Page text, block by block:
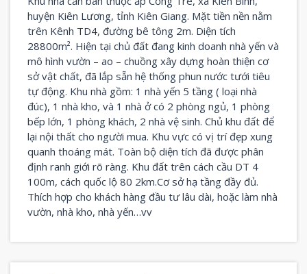
huyện Kiên Lương, tỉnh Kiên Giang. Mặt tiền nền nằm
trên Kênh TD4, đường bê tông 2m. Diện tích
28800m². Hiện tại chủ đất đang kinh doanh nhà yến và
mô hình vườn – ao – chuồng xây dựng hoàn thiện cơ
sở vật chất, đã lắp sẵn hệ thống phun nước tưới tiêu
tự động. Khu nhà gồm: 1 nhà yến 5 tầng ( loại nhà
đúc), 1 nhà kho, và 1 nhà ở có 2 phòng ngủ, 1 phòng
bếp lớn, 1 phòng khách, 2 nhà vệ sinh. Chủ khu đất để
lại nội thất cho người mua. Khu vực có vị trí đẹp xung
quanh thoáng mát. Toàn bộ diện tích đã được phân
định ranh giới rõ ràng. Khu đất trên cách cầu DT 4
100m, cách quốc lộ 80 2km.Cơ sở hạ tầng đầy đủ.
Thích hợp cho khách hàng đầu tư lâu dài, hoặc làm nhà
vườn, nhà kho, nhà yến…vv